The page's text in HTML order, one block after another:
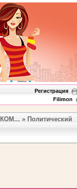
Регистрация
Filimon
» Политический